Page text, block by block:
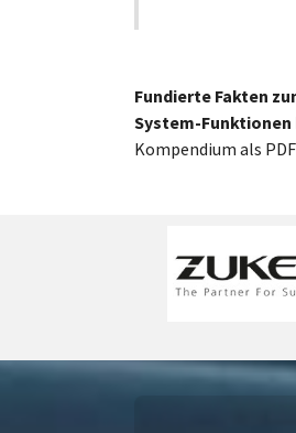
Fundierte Fakten
System-
Kompendium als